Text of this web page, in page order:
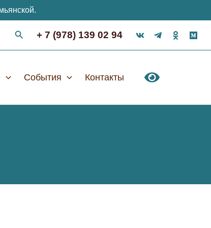
+ 7 (978) 139 02 94
События Контакты